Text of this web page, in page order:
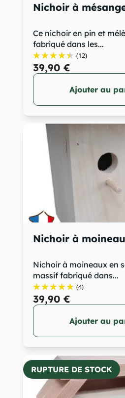
Nichoir à
Ce nichoir en pin et
fabriqué dans les...
(12)
39,90 €
Ajouter au
Nichoir à
Nichoir à moineaux en
massif fabriqué dans...
(4)
39,90 €
Ajouter au
RUPTURE DE STOCK